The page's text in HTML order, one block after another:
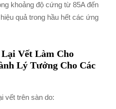
khoảng độ cứng từ 85A đến
quả trong hầu hết các ứng
Vết Làm Cho
Lý Tưởng Cho Các
vết trên sàn do: